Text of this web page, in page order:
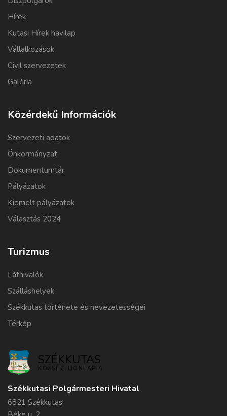
Hírek
Kutasi Hírek havilap
Vállalkozások
Civil szervezetek
Galéria
Közérdekű Információk
Szervezeti adatok
Önkormányzat
Dokumentumtár
Pályázatok
Kiemelt pályázatok
Választás 2024
Turizmus
Látnivalók
Szálláshelyek
Székkutas története és nevezetességei
Térkép
SZÉKKUTAS
KÖZSÉG HONLAPJA
Székkutasi Polgármesteri Hivatal
6821 Székkutas,